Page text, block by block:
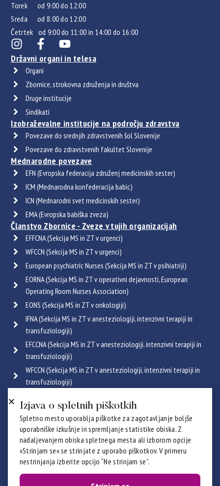
Torek od 9:00 do 12:00
Sreda od 8:00 do 12:00
Četrtek od 9:00 do 11:00 in 14:00 do 16:00
Državni organi in telesa
Organi
Zbornice, strokovna združenja in društva
Druge institucije
Sindikati
Izobraževalne institucije na področju zdravstva
Povezave do srednjih zdravstvenih šol Slovenije
Povezave do zdravstvenih fakultet Slovenije
Mednarodne povezave
EFN (Evropska federacija združenj medicinskih sester)
ICM (Mednarodna konfederacija babic)
ICN (Mednarodni svet medicinskih sester)
EMA (Evropska babiška zveza)
Članstvo Zbornice - Zveze v tujih organizacijah
EFFCNA (Sekcija MS in ZT v urgenci)
WFCCN (Sekcija MS in ZT v urgenci)
European psychiatric Nurses (Sekcija MS in ZT v psihiatriji)
EORNA (Sekcija MS in ZT v operativni dejavnosti, European
Operating Room Nurses Association)
EONS (Sekcija MS in ZT v onkologiji)
IFNA (Sekcija MS in ZT v anesteziologiji, intenzivni terapiji in
transfuziologiji)
EFCCNA (Sekcija MS in ZT v anesteziologiji, intenzivni terapiji in
transfuziologiji)
WFCCN (Sekcija MS in ZT v anesteziologiji, intenzivni terapiji in
transfuziologiji)
ICRN (Sekcija MS in ZT v pulmologiji)
Poglej vse
Certifikati
Izjava o spletnih piškotkih
Spletno mesto uporablja piškotke za zagotavljanje boljše
uporabniške izkušnje in spremljanje statistike obiska. Z
nadaljevanjem obiska spletnega mesta ali izborom opcije
»Strinjam se« se strinjate z uporabo piškotkov. V primeru
nestrinjanja izberite opcijo “Ne strinjam se”.